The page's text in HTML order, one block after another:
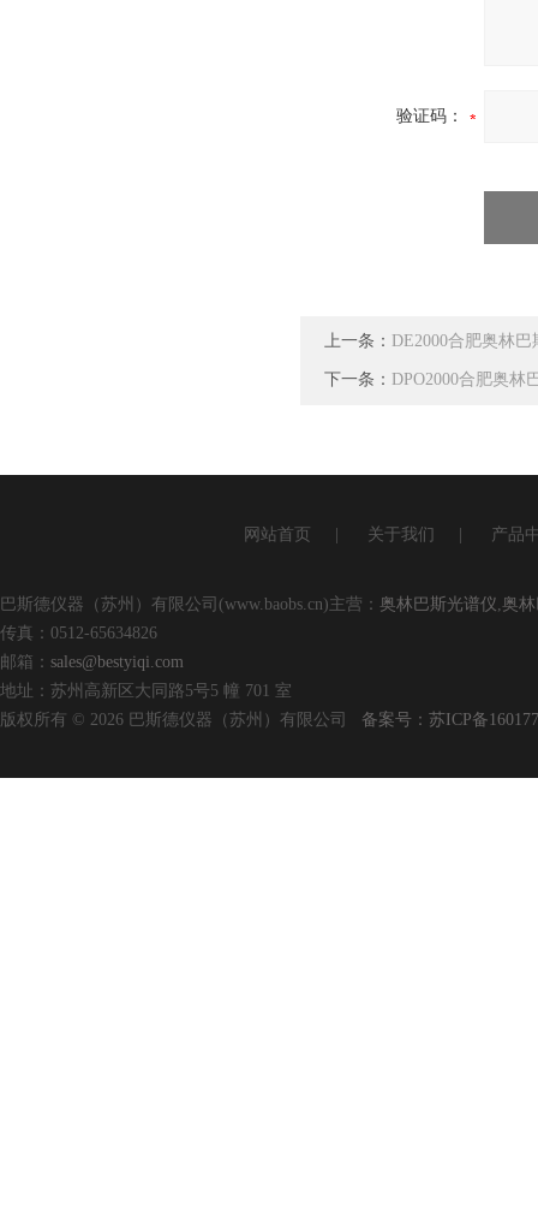
验证码：
上一条： DE2000合肥奥林
下一条： DPO2000合肥奥林
网站首页 关于我们 产品
巴斯德仪器（苏州）有限公司(www.baobs.cn)主营： 奥林巴斯光谱仪,奥
传真：0512-65634826
邮箱： sales@bestyiqi.com
地址：苏州高新区大同路5号5 幢 701 室
版权所有 © 2026 巴斯德仪器（苏州）有限公司 备案号：苏ICP备